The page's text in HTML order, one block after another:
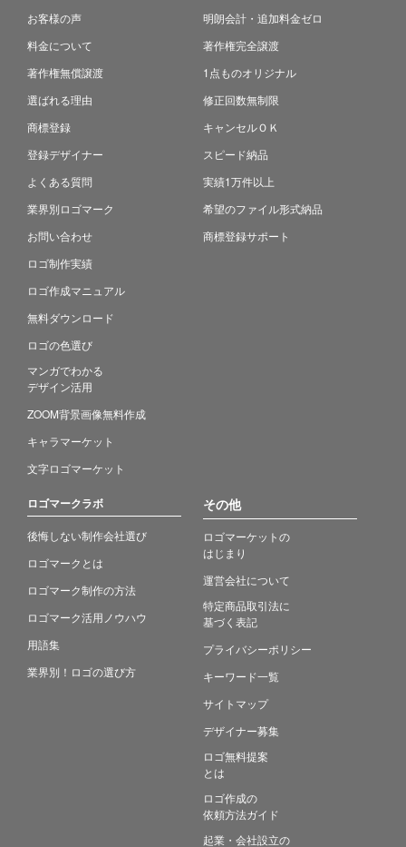
お客様の声
料金について
著作権無償譲渡
選ばれる理由
商標登録
登録デザイナー
よくある質問
業界別ロゴマーク
お問い合わせ
ロゴ制作実績
ロゴ作成マニュアル
無料ダウンロード
ロゴの色選び
マンガでわかる
デザイン活用
ZOOM背景画像無料作成
キャラマーケット
文字ロゴマーケット
明朗会計・追加料金ゼロ
著作権完全譲渡
1点ものオリジナル
修正回数無制限
キャンセルＯＫ
スピード納品
実績1万件以上
希望のファイル形式納品
商標登録サポート
ロゴマークラボ
後悔しない制作会社選び
ロゴマークとは
ロゴマーク制作の方法
ロゴマーク活用ノウハウ
用語集
業界別！ロゴの選び方
その他
ロゴマーケットの
はじまり
運営会社について
特定商品取引法に
基づく表記
プライバシーポリシー
キーワード一覧
サイトマップ
デザイナー募集
ロゴ無料提案
とは
ロゴ作成の
依頼方法ガイド
起業・会社設立の